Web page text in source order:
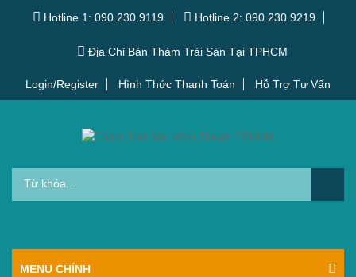
Hotline 1: 090.230.9119 Hotline 2: 090.230.9219
Địa Chỉ Bán Thảm Trải Sàn Tại TPHCM
Login/Register Hình Thức Thanh Toán Hỗ Trợ Tư Vấn
MENU CHÍNH